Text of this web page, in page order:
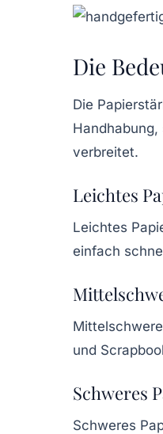
Die
Die
verbreitet.
Leichtes
Leichtes
einfach
Mittelschwere
und
Schweres
Schweres